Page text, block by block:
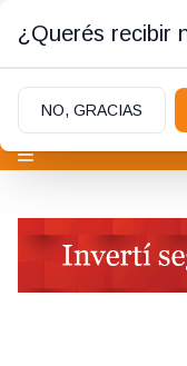
¿Querés recibir
NO, GRACIAS